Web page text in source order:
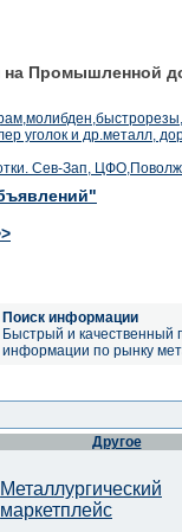
на Промышленной
уголок и др.металл,
Сев-Зап,
Поиск информации
Быстрый и качественный
информации по рынку
Другое
Металлургический
маркетплейс